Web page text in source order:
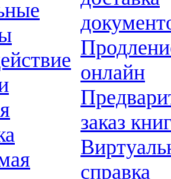
онлайн
заказ
справка